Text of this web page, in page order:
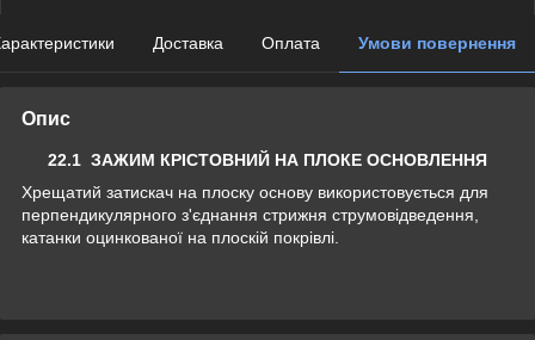
Доставка Оплата Умови повернення
Опис
22.1 ЗАЖИМ КРІСТОВНИЙ НА ПЛОКЕ ОСНОВЛЕННЯ
Хрещатий затискач на плоску основу використовується для
перпендикулярного з'єднання стрижня струмовідведення,
катанки оцинкованої на плоскій покрівлі.